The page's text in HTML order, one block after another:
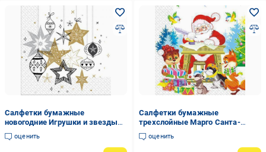
Салфетки бумажные
новогодние Игрушки и звезды
18 шт. (22358328)
оценить
Салфетки бумажные
трехслойные Марго Санта-
Клаус (12 шт.)
оценить